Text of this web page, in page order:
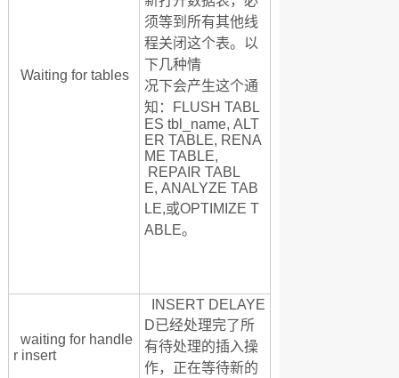
Waiting for tables
须等到所有其他线
程关闭这个表。以
下几种情
况下会产生这个通
知：FLUSH TABL
ES tbl_name, ALT
ER TABLE, RENA
ME TABLE,
REPAIR TABL
E, ANALYZE TAB
LE,或OPTIMIZE T
ABLE。
waiting for handle
r insert
INSERT DELAYE
D已经处理完了所
有待处理的插入操
作，正在等待新的